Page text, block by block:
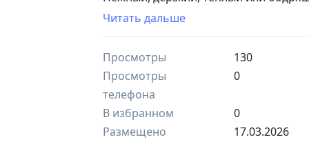
Каждая наша отдушка раскрывается
Один флакон — сотни эмоций.
Более подробная информация по
-
Ҳар бир дид учун отдушкалар:
Мукаммал атир — кайфиятга ўхшайди.
Нозик, жасур, илиқ ёки серғайрат.
Ҳар бир отдушкамиз ўзига хос тарзда
Читать дальше
Просмотры
130
Просмотры
телефона
0
В избранном
0
Размещено
17.03.2026